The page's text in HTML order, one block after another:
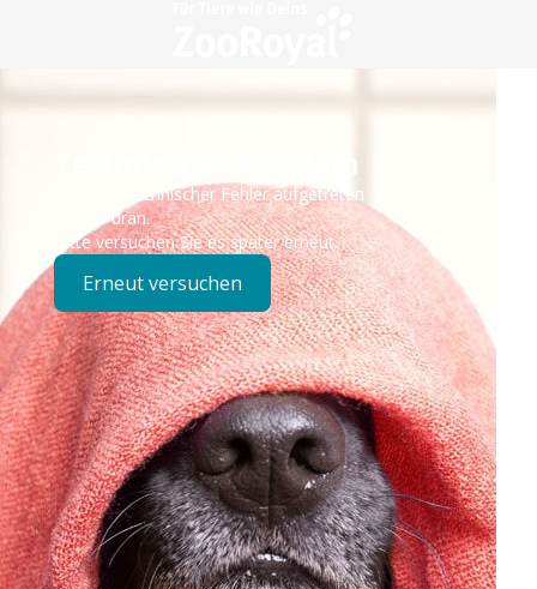
Technisches Problem
Es ist ein technischer Fehler aufgetreten – wir sind
bereits dran.
Bitte versuchen Sie es später erneut.
Erneut versuchen